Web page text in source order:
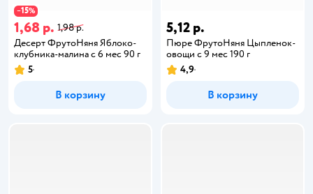
−15%
1,68 р. 1,98 р.
Десерт ФрутоНяня Яблоко-
клубника-малина с 6 мес 90 г
5
В корзину
5,12 р.
Пюре ФрутоНяня Цыпленок-
овощи с 9 мес 190 г
4,9
В корзину